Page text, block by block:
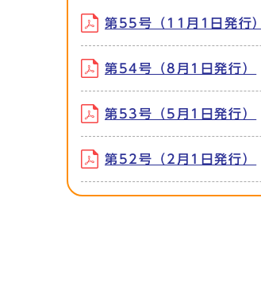
第55号（11月1日発行）
第54号（8月1日発行）
第53号（5月1日発行）
第52号（2月1日発行）